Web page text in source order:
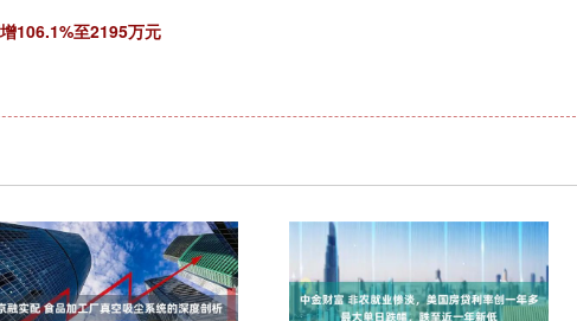
106.1%至2195万元